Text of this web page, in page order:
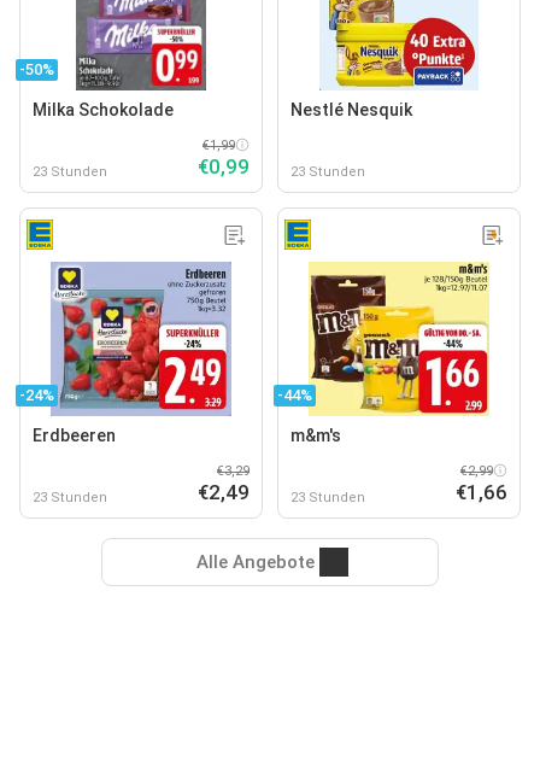
-50%
Milka Schokolade
23 Stunden
€1,99
€0,99
Nestlé Nesquik
23 Stunden
-24%
Erdbeeren
23 Stunden
€3,29
€2,49
-44%
m&m's
23 Stunden
€2,99
€1,66
Alle Angebote